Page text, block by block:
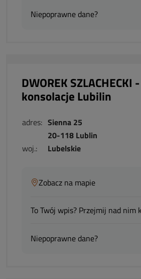
Niepoprawne dane?
DWOREK SZLACHECKI
konsolacje Lubilin
adres: Sienna 25
20-118 Lublin
woj.:
Lubelskie
Zobacz na mapie
To Twój wpis? Przejmij nad nim
Niepoprawne dane?